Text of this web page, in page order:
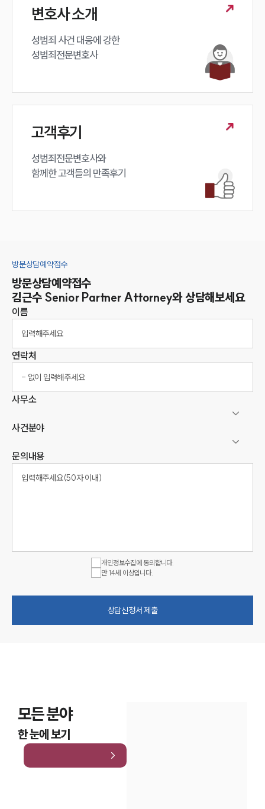
변호사 소개
성범죄 사건 대응에 강한
성범죄전문변호사
고객후기
성범죄전문변호사와
함께한 고객들의 만족후기
방문상담예약접수
방문상담예약접수
김근수 Senior Partner Attorney와 상담해보세요
이름
연락처
사무소
사건분야
문의내용
개인정보수집에 동의합니다.
만 14세 이상입니다.
상담신청서 제출
모든 분야
한 눈에 보기